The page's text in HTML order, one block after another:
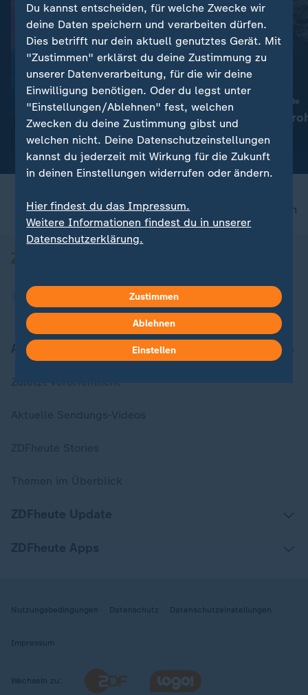
Ausrüstung verstärken
Bilger will bessere
Drohnenabwehr an
Flughäfen
Historische Tiefstände
Trockenheit
zu teilen
nach oben
Aktuell bei ZDFheute
Zuletzt veröffentlicht
Nutzungsbedingungen Datenschutz Datenschutzeinstellungen
Impressum
Wechseln zu:
Du kannst entscheiden, für welche Zwecke wir
deine Daten speichern und verarbeiten dürfen.
Dies betrifft nur dein aktuell genutztes Gerät. Mit
"Zustimmen" erklärst du deine Zustimmung zu
unserer Datenverarbeitung, für die wir deine
Einwilligung benötigen. Oder du legst unter
"Einstellungen/Ablehnen" fest, welchen
Zwecken du deine Zustimmung gibst und
welchen nicht. Deine Datenschutzeinstellungen
kannst du jederzeit mit Wirkung für die Zukunft
in deinen Einstellungen widerrufen oder ändern.
Hier findest du das Impressum.
Weitere Informationen findest du in unserer
Datenschutzerklärung.
Zustimmen
Ablehnen
Einstellen